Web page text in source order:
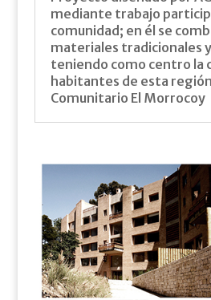
mediante trabajo
comunidad; en él se
materiales tradicionales
teniendo como centro la
habitantes de esta
Comunitario El Morrocoy